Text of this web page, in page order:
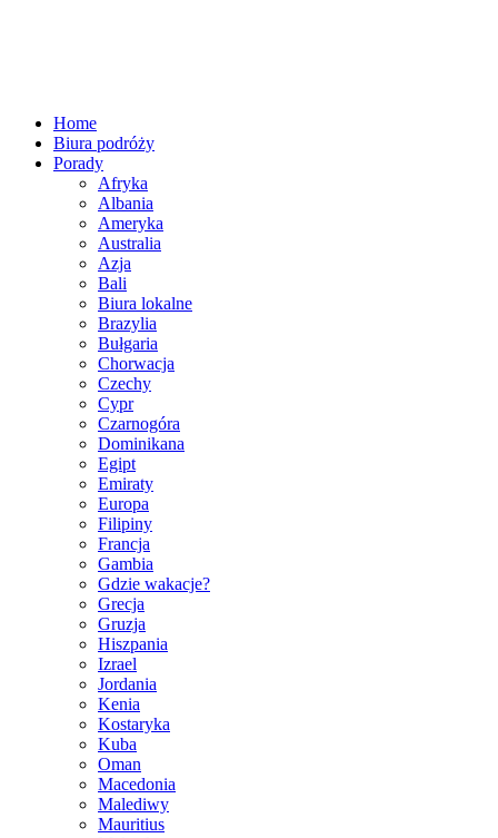
Home
Biura podróży
Porady
Afryka
Albania
Ameryka
Australia
Azja
Bali
Biura lokalne
Brazylia
Bułgaria
Chorwacja
Czechy
Cypr
Czarnogóra
Dominikana
Egipt
Emiraty
Europa
Filipiny
Francja
Gambia
Gdzie wakacje?
Grecja
Gruzja
Hiszpania
Izrael
Jordania
Kenia
Kostaryka
Kuba
Oman
Macedonia
Malediwy
Mauritius